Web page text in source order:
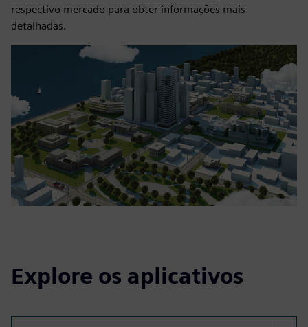
respectivo mercado para obter informações mais
detalhadas.
Explore os aplicativos